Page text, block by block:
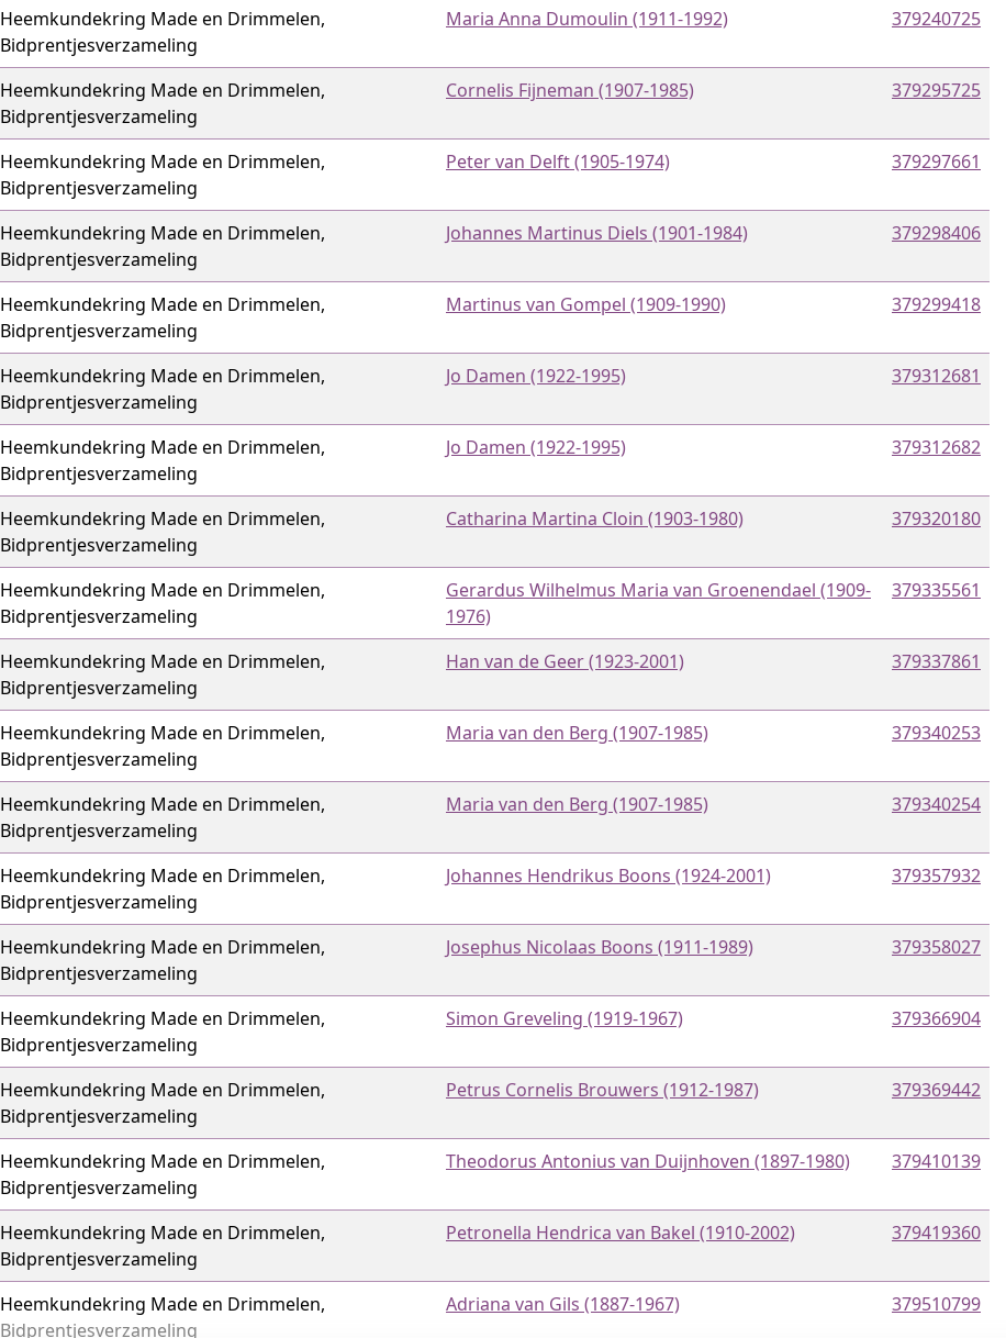
Heemkundekring Made en Drimmelen,
Bidprentjes­verzameling
Maria Anna Dumoulin (1911-1992) 379240725
Heemkundekring Made en Drimmelen,
Bidprentjes­verzameling
Cornelis Fijneman (1907-1985) 379295725
Heemkundekring Made en Drimmelen,
Bidprentjes­verzameling
Peter van Delft (1905-1974) 379297661
Heemkundekring Made en Drimmelen,
Bidprentjes­verzameling
Johannes Martinus Diels (1901-1984) 379298406
Heemkundekring Made en Drimmelen,
Bidprentjes­verzameling
Martinus van Gompel (1909-1990) 379299418
Heemkundekring Made en Drimmelen,
Bidprentjes­verzameling
Jo Damen (1922-1995) 379312681
Heemkundekring Made en Drimmelen,
Bidprentjes­verzameling
Jo Damen (1922-1995) 379312682
Heemkundekring Made en Drimmelen,
Bidprentjes­verzameling
Catharina Martina Cloin (1903-1980) 379320180
Heemkundekring Made en Drimmelen,
Bidprentjes­verzameling
Gerardus Wilhelmus Maria van Groenendael (1909-
1976)
379335561
Heemkundekring Made en Drimmelen,
Bidprentjes­verzameling
Han van de Geer (1923-2001) 379337861
Heemkundekring Made en Drimmelen,
Bidprentjes­verzameling
Maria van den Berg (1907-1985) 379340253
Heemkundekring Made en Drimmelen,
Bidprentjes­verzameling
Maria van den Berg (1907-1985) 379340254
Heemkundekring Made en Drimmelen,
Bidprentjes­verzameling
Johannes Hendrikus Boons (1924-2001) 379357932
Heemkundekring Made en Drimmelen,
Bidprentjes­verzameling
Josephus Nicolaas Boons (1911-1989) 379358027
Heemkundekring Made en Drimmelen,
Bidprentjes­verzameling
Simon Greveling (1919-1967) 379366904
Heemkundekring Made en Drimmelen,
Bidprentjes­verzameling
Petrus Cornelis Brouwers (1912-1987) 379369442
Heemkundekring Made en Drimmelen,
Bidprentjes­verzameling
Theodorus Antonius van Duijnhoven (1897-1980) 379410139
Heemkundekring Made en Drimmelen,
Bidprentjes­verzameling
Petronella Hendrica van Bakel (1910-2002) 379419360
Heemkundekring Made en Drimmelen,
Bidprentjes­verzameling
Adriana van Gils (1887-1967) 379510799